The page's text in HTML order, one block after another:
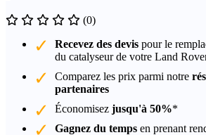
(0)
Recevez des devis pour le
du catalyseur de votre Land
Comparez les prix parmi notre
partenaires
Économisez jusqu'à 50%*
Gagnez du temps en prenant